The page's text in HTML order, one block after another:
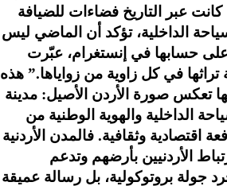
كانت عبر التاريخ فضاءات للضيافة
الداخلية، تؤكد أن الماضي ليس
حسابها في إنستغرام، عبّرت
في كل زاوية من زواياها.” هذه
تعكس صورة الأردن الأصيل: مدينة
الداخلية والهوية الوطنية من
اقتصادية وثقافية. فالمدن الأردنية
الأردنيين بأرضهم وتدعم
جولة بروتوكولية، بل رسالة عميقة